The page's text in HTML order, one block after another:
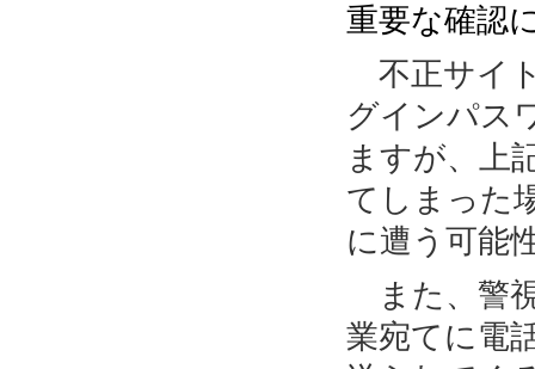
重要な確認
不正サイ
グインパス
ますが、上
てしまった
に遭う可能
また、警
業宛てに電